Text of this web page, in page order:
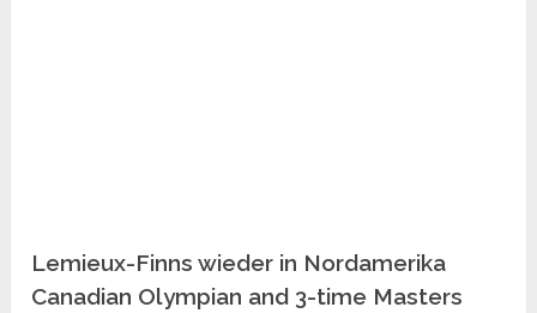
Lemieux-Finns wieder in Nordamerika
Canadian Olympian and 3-time Masters